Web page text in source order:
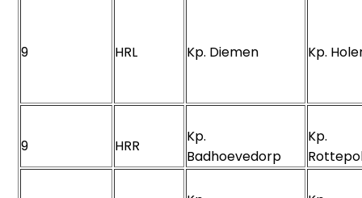
9 HRL Kp. Diemen Kp.
9 HRR
Kp.
Badhoevedorp
Kp.